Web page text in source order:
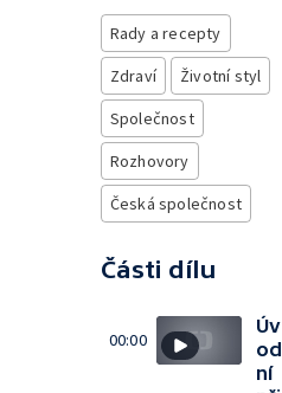
Rady a recepty
Zdraví
Životní styl
Společnost
Rozhovory
Česká společnost
Části dílu
00:00
Úv
od
ní